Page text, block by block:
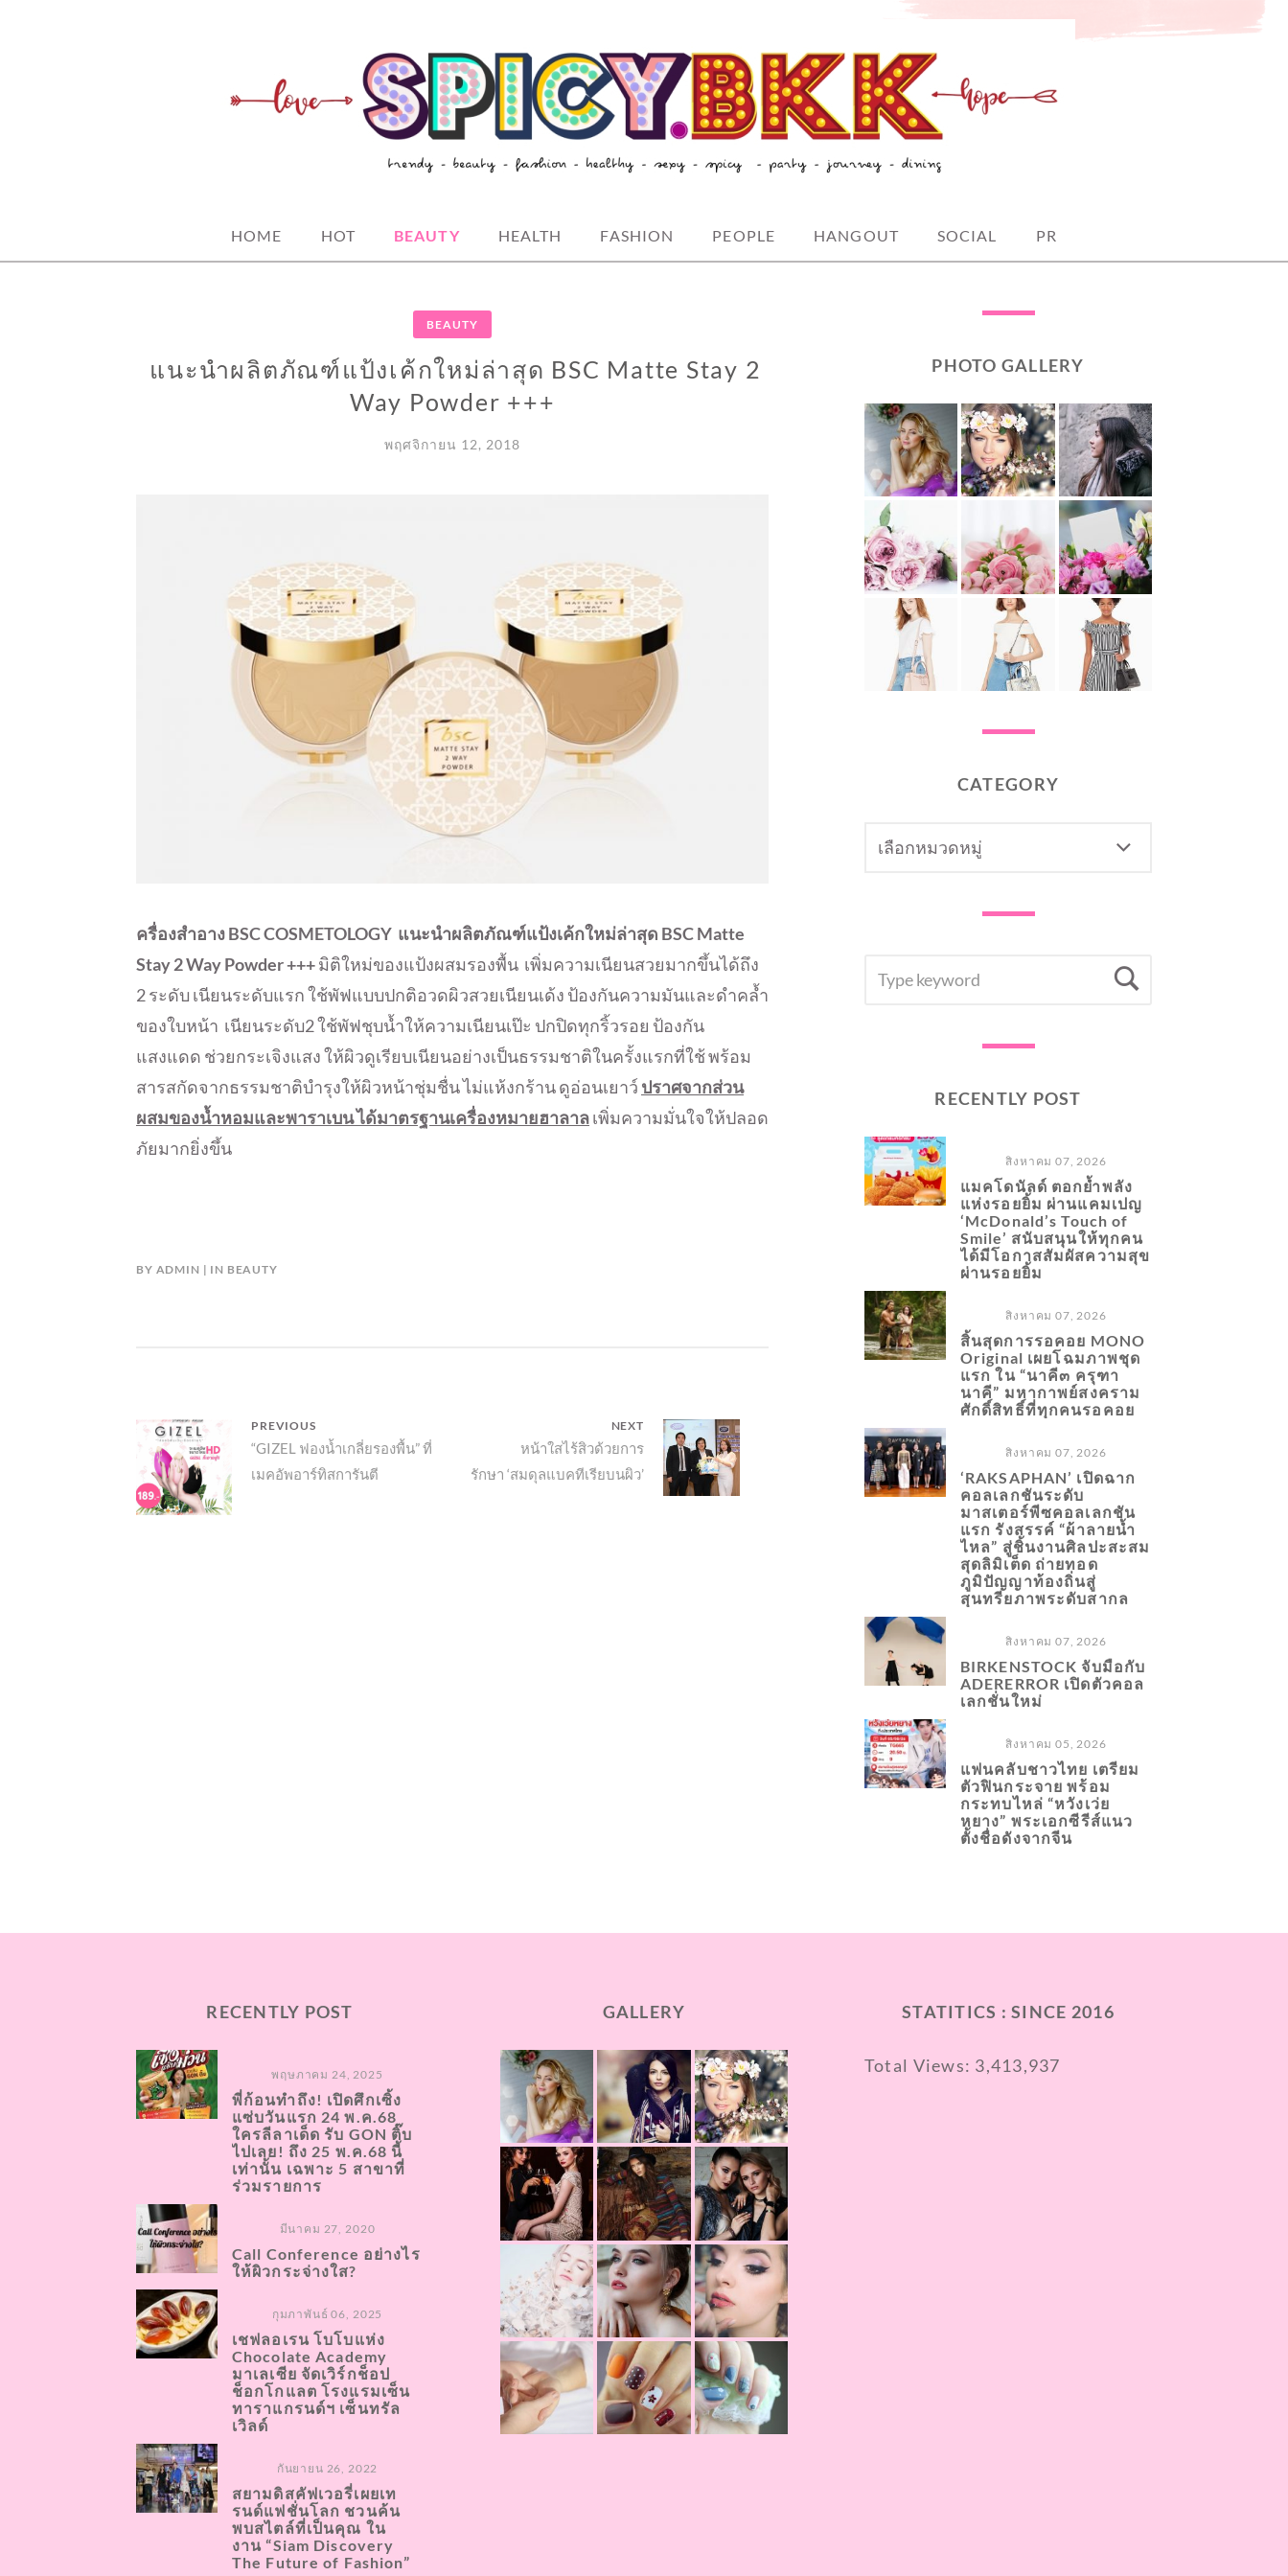
HOME HOT BEAUTY HEALTH FASHION PEOPLE HANGOUT SOCIAL PR
BEAUTY
แนะนำผลิตภัณฑ์แป้งเค้กใหม่ล่าสุด BSC Matte Stay 2
Way Powder +++
พฤศจิกายน 12, 2018
ครื่องสำอางBSC COSMETOLOGY แนะนำผลิตภัณฑ์แป้งเค้กใหม่ล่าสุด BSC Matte
Stay 2 Way Powder +++มิติใหม่ของแป้งผสมรองพื้น เพิ่มความเนียนสวยมากขึ้นได้ถึง
2 ระดับ เนียนระดับแรก ใช้พัฟแบบปกติอวดผิวสวยเนียนเด้ง ป้องกันความมันและดำคล้ำ
ของใบหน้า เนียนระดับ2 ใช้พัฟชุบน้ำให้ความเนียนเป๊ะ ปกปิดทุกริ้วรอย ป้องกัน
แสงแดด ช่วยกระเจิงแสง ให้ผิวดูเรียบเนียนอย่างเป็นธรรมชาติในครั้งแรกที่ใช้ พร้อม
สารสกัดจากธรรมชาติบำรุงให้ผิวหน้าชุ่มชื่น ไม่แห้งกร้าน ดูอ่อนเยาว์ ปราศจากส่วน
ผสมของน้ำหอมและพาราเบน ได้มาตรฐานเครื่องหมายฮาลาลเพิ่มความมั่นใจให้ปลอด
ภัยมากยิ่งขึ้น
BY ADMIN IN BEAUTY
แนะแนว
เรื่อง
PREVIOUS
Previous
post:
“GIZEL ฟองน้ำเกลี่ยรองพื้น” ที่
เมคอัพอาร์ทิสการันตี
NEXT
post:
หน้าใสไร้สิวด้วยการ
รักษา ‘สมดุลแบคทีเรียบนผิว’
PHOTO GALLERY
CATEGORY
FOR:
RECENTLY POST
สิงหาคม 07, 2026
แมคโดนัลด์ ตอกย้ำพลัง
แห่งรอยยิ้ม ผ่านแคมเปญ
‘McDonald’s Touch of
Smile’ สนับสนุนให้ทุกคน
ได้มีโอกาสสัมผัสความสุข
ผ่านรอยยิ้ม
สิงหาคม 07, 2026
สิ้นสุดการรอคอย MONO
Original เผยโฉมภาพชุด
แรก ใน “นาคี๓ ครุฑา
นาคี” มหากาพย์สงคราม
ศักดิ์สิทธิ์ที่ทุกคนรอคอย
สิงหาคม 07, 2026
‘RAKSAPHAN’ เปิดฉาก
คอลเลกชันระดับ
มาสเตอร์พีซคอลเลกชัน
แรก รังสรรค์ “ผ้าลายน้ำ
ไหล” สู่ชิ้นงานศิลปะสะสม
สุดลิมิเต็ด ถ่ายทอด
ภูมิปัญญาท้องถิ่นสู่
สุนทรียภาพระดับสากล
สิงหาคม 07, 2026
BIRKENSTOCK จับมือกับ
ADERERROR เปิดตัวคอล
เลกชั่นใหม่
สิงหาคม 05, 2026
แฟนคลับชาวไทย เตรียม
ตัวฟินกระจาย พร้อม
กระทบไหล่ “หวังเว่ย
หยาง” พระเอกซีรีส์แนว
ตั้งชื่อดังจากจีน
RECENTLY POST
พฤษภาคม 24, 2025
พี่ก้อนทำถึง! เปิดศึกเซิ้ง
แซ่บวันแรก 24 พ.ค.68
ใครลีลาเด็ด รับ GON ติ๊บ
ไปเลย! ถึง 25 พ.ค.68 นี้
เท่านั้น เฉพาะ 5 สาขาที่
ร่วมรายการ
มีนาคม 27, 2020
Call Conference อย่างไร
ให้ผิวกระจ่างใส?
กุมภาพันธ์ 06, 2025
เชฟลอเรน โบโบแห่ง
Chocolate Academy
มาเลเซีย จัดเวิร์กช็อป
ช็อกโกแลต โรงแรมเซ็น
ทาราแกรนด์ฯ เซ็นทรัล
เวิลด์
กันยายน 26, 2022
สยามดิสคัฟเวอรี่เผยเท
รนด์แฟชั่นโลก ชวนค้น
พบสไตล์ที่เป็นคุณ ใน
งาน “Siam Discovery
The Future of Fashion”
GALLERY STATITICS : SINCE 2016
Total Views: 3,413,937